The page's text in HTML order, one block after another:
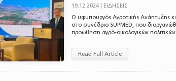
19.12.2024 | ΕΙΔΗΣΕΙΣ
Ο υφυπουργός Αγροτικής Ανάπτυξης
στο συνέδριο SUPMED, που
προώθηση αγρό-οικολογικών
Read Full Article